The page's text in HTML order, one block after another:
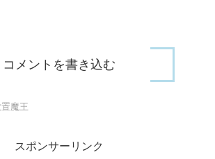
コメントを書き込む
置魔王
スポンサーリンク